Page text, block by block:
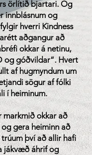
örlítið bjartari. Og
innblásnum og
hverri Kindness
aðgangur að
okkar á netinu,
og góðvildar“. Hvert
af hugmyndum um
sögur af fólki
í heiminum.
markmið okkar að
gera heiminn að
því að allir hafi
jákvæð áhrif og